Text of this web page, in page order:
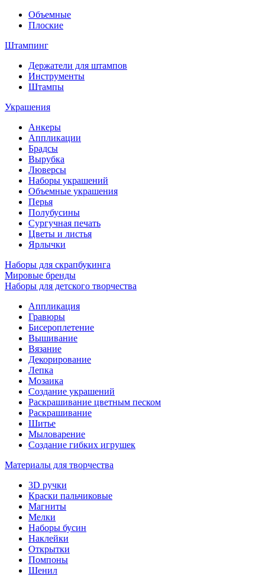
Объемные
Плоские
Штампинг
Держатели для штампов
Инструменты
Штампы
Украшения
Анкеры
Аппликации
Брадсы
Вырубка
Люверсы
Наборы украшений
Объемные украшения
Перья
Полубусины
Сургучная печать
Цветы и листья
Ярлычки
Наборы для скрапбукинга
Мировые бренды
Наборы для детского творчества
Аппликация
Гравюры
Бисероплетение
Вышивание
Вязание
Декорирование
Лепка
Мозаика
Создание украшений
Раскрашивание цветным песком
Раскрашивание
Шитье
Мыловарение
Создание гибких игрушек
Материалы для творчества
3D ручки
Краски пальчиковые
Магниты
Мелки
Наборы бусин
Наклейки
Открытки
Помпоны
Шенил